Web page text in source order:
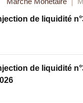
de liquidité
de liquidité